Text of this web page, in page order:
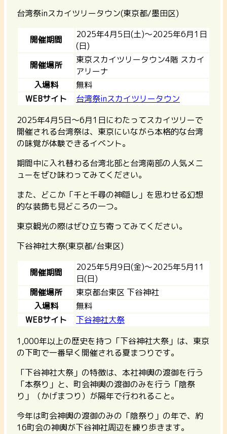
台湾祭inスカイツリータウン(東京都/墨田区)
開催期間
2025年4月5日(土)～2025年6月1日
(日)
開催場所
東京スカイツリータウン4階 スカイ
アリーナ
入場料
無料
WEBサイト
台湾祭inスカイツリータウン
2025年4月5日～6月1日にわたってスカイツリーで
開催される台湾祭は、東京にいながら本格的な台湾
の味覚が体験できるイベント。
期間中に入れ替わる台湾北部と台湾南部の人気メニ
ューをぜひ味わってみてください。
また、どこか「千と千尋の神隠し」を思わせる幻想
的な装飾も見どころの一つ。
東京観光の際はぜひ立ち寄ってみてください。
下谷神社大祭(東京都/台東区)
開催期間
2025年5月9日(金)～2025年5月11
日(日)
開催場所
東京都台東区 下谷神社
入場料
無料
WEBサイト
下谷神社大祭
1,000年以上の歴史を持つ「下谷神社大祭」は、東京
の下町で一番早く開催される夏まつりです。
「下谷神社大祭」の特徴は、本社神輿の渡御を行う
「本祭り」と、町会神輿の渡御のみを行う「陰祭
り」（かげまつり）が隔年で行われること。
今年は町会神輿の渡御のみの「陰祭り」の年で、約
16町会の神輿が下谷神社周辺を練り歩きます。